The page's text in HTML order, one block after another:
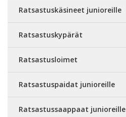
Ratsastuskäsineet junioreille
Ratsastuskypärät
Ratsastusloimet
Ratsastuspaidat junioreille
Ratsastussaappaat junioreille